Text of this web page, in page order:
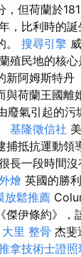
，但荷蘭於
，比利時的誕
。 搜尋引擎
殖民地的核
新阿姆斯特丹
與荷蘭王國離
廢氣引起的
基隆徵信社
抵抗運動領
長一段時間
燴 英國的勝
放鬆推薦
傑伊條約》
大里 整骨 杰斐
拿技術士證